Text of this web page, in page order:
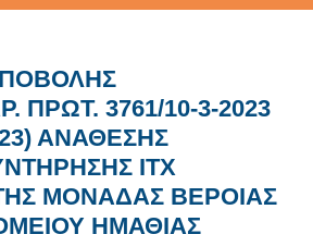
ΠΡΩΤ. 3761/10-3-2023
ΑΝΑΘΕΣΗΣ
ΙΤΧ
ΜΟΝΑΔΑΣ ΒΕΡΟΙΑΣ
ΗΜΑΘΙΑΣ